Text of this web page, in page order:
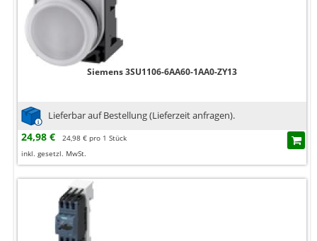
Siemens 3SU1106-6AA60-1AA0-ZY13
Lieferbar auf Bestellung (Lieferzeit anfragen).
24,98 €
24,98 € pro 1 Stück
inkl. gesetzl. MwSt.